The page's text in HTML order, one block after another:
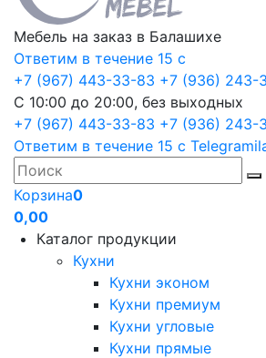
Мебель на заказ в Балашихе
Ответим в течение 15 с
+7 (967) 443-33-83 +7 (936) 243-
С 10:00 до 20:00, без выходных
+7 (967) 443-33-83 +7 (936) 243-
Ответим в течение 15 с Telegram
Корзина0
0,00
Каталог продукции
Кухни
Кухни эконом
Кухни премиум
Кухни угловые
Кухни прямые